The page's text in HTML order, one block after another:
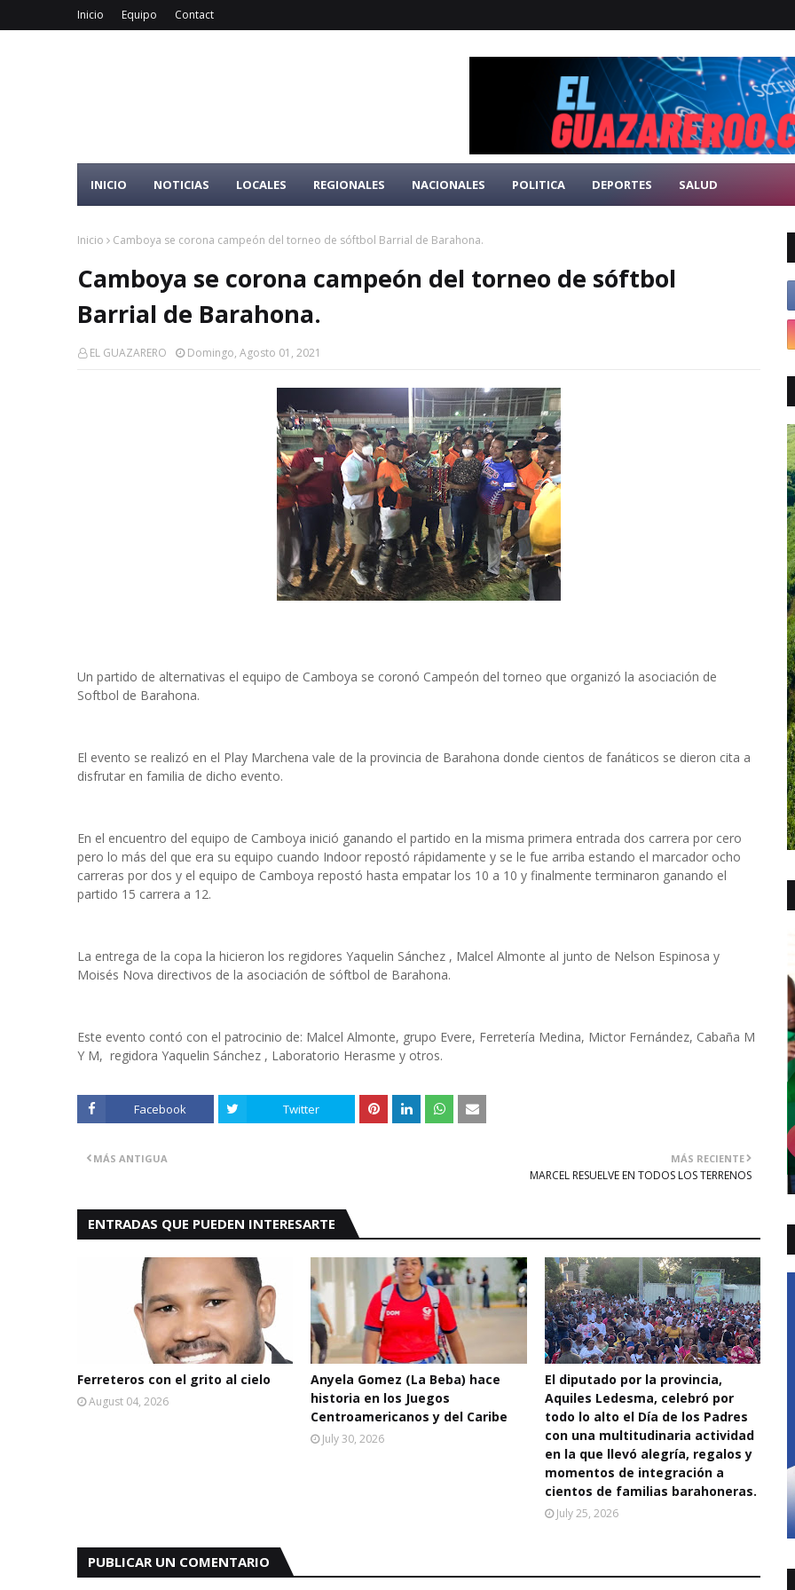
Inicio Equipo Contact
INICIO NOTICIAS LOCALES REGIONALES NACIONALES POLITICA DEPORTES SALUD
Inicio Camboya se corona campeón del torneo de sóftbol Barrial de Barahona.
Camboya se corona campeón del torneo de sóftbol
Barrial de Barahona.
EL GUAZARERO Domingo, Agosto 01, 2021
Un partido de alternativas el equipo de Camboya se coronó Campeón del torneo que organizó la asociación de
Softbol de Barahona.
El evento se realizó en el Play Marchena vale de la provincia de Barahona donde cientos de fanáticos se dieron cita a
disfrutar en familia de dicho evento.
En el encuentro del equipo de Camboya inició ganando el partido en la misma primera entrada dos carrera por cero
pero lo más del que era su equipo cuando Indoor repostó rápidamente y se le fue arriba estando el marcador ocho
carreras por dos y el equipo de Camboya repostó hasta empatar los 10 a 10 y finalmente terminaron ganando el
partido 15 carrera a 12.
La entrega de la copa la hicieron los regidores Yaquelin Sánchez , Malcel Almonte al junto de Nelson Espinosa y
Moisés Nova directivos de la asociación de sóftbol de Barahona.
Este evento contó con el patrocinio de: Malcel Almonte, grupo Evere, Ferretería Medina, Mictor Fernández, Cabaña M
Y M, regidora Yaquelin Sánchez , Laboratorio Herasme y otros.
Facebook Twitter
MÁS RECIENTE
MARCEL RESUELVE EN TODOS LOS TERRENOS
MÁS ANTIGUA
ENTRADAS QUE PUEDEN INTERESARTE
Ferreteros con el grito al cielo
August 04, 2026
Anyela Gomez (La Beba) hace
historia en los Juegos
Centroamericanos y del Caribe
July 30, 2026
El diputado por la provincia,
Aquiles Ledesma, celebró por
todo lo alto el Día de los Padres
con una multitudinaria actividad
en la que llevó alegría, regalos y
momentos de integración a
cientos de familias barahoneras.
July 25, 2026
PUBLICAR UN COMENTARIO